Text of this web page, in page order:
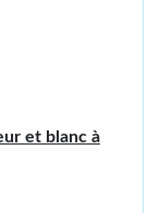
et blanc à